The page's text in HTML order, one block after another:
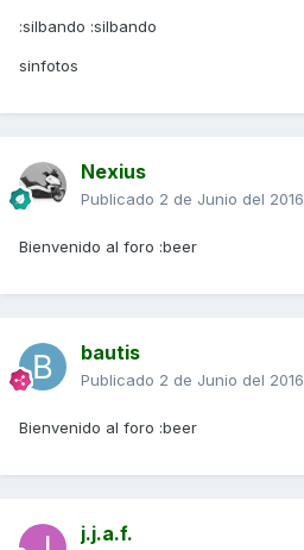
:silbando :silbando
sinfotos
Nexius
Publicado 2 de Junio del 2016
Bienvenido al foro :beer
bautis
Publicado 2 de Junio del 2016
Bienvenido al foro :beer
j.j.a.f.